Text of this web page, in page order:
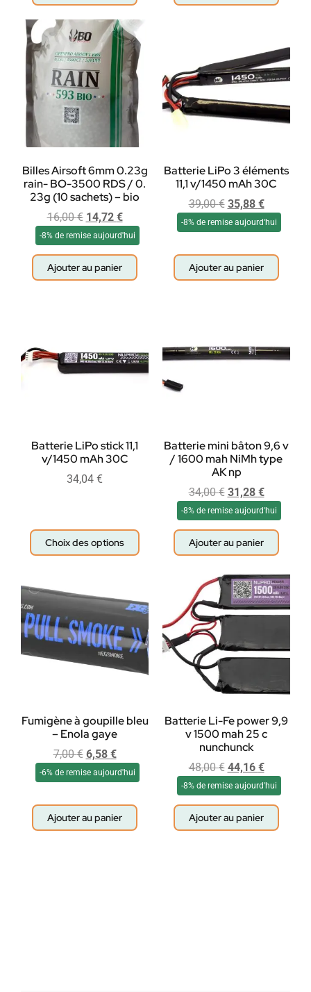
Billes Airsoft 6mm 0.23g
rain- BO-3500 RDS / 0.
23g (10 sachets) – bio
16,00€ 14,72 €
-8% de remise aujourd'hui
Ajouter au panier
Batterie LiPo 3 éléments
11,1 v/1450 mAh 30C
39,00€ 35,88 €
-8% de remise aujourd'hui
Ajouter au panier
Batterie LiPo stick 11,1
v/1450 mAh 30C
34,04 €
Choix des options
Batterie mini bâton 9,6 v
/ 1600 mah NiMh type
AK np
34,00€ 31,28 €
-8% de remise aujourd'hui
Ajouter au panier
Fumigène à goupille bleu
– Enola gaye
7,00€ 6,58 €
-6% de remise aujourd'hui
Ajouter au panier
Batterie Li-Fe power 9,9
v 1500 mah 25 c
nunchunck
48,00€ 44,16 €
-8% de remise aujourd'hui
Ajouter au panier